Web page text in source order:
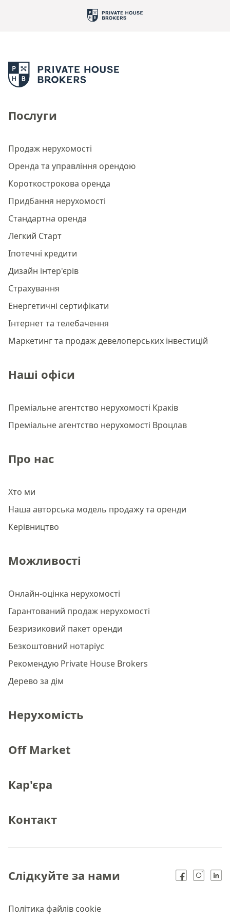
Послуги
Продаж нерухомості
Оренда та управління орендою
Короткострокова оренда
Придбання нерухомості
Стандартна оренда
Легкий Старт
Іпотечні кредити
Дизайн інтер'єрів
Страхування
Енергетичні сертифікати
Інтернет та телебачення
Маркетинг та продаж девелоперських інвестицій
Наші офіси
Преміальне агентство нерухомості Краків
Преміальне агентство нерухомості Вроцлав
Про нас
Хто ми
Наша авторська модель продажу та оренди
Керівництво
Можливості
Онлайн-оцінка нерухомості
Гарантований продаж нерухомості
Безризиковий пакет оренди
Безкоштовний нотаріус
Рекомендую Private House Brokers
Дерево за дім
Нерухомість
Off Market
Кар'єра
Контакт
Політика файлів cookie
Слідкуйте за нами